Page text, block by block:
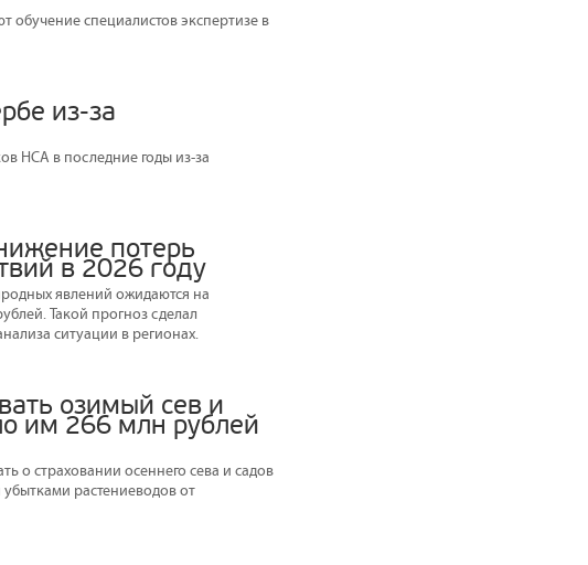
специалистов экспертизе в
из-за
НСА в последние годы из-за
потерь
в 2026 году
явлений ожидаются на
Такой прогноз сделал
ситуации в регионах.
озимый сев и
им 266 млн рублей
о страховании осеннего сева и садов
растениеводов от